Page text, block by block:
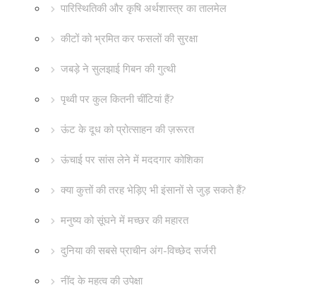
पारिस्थितिकी और कृषि अर्थशास्त्र का तालमेल
कीटों को भ्रमित कर फसलों की सुरक्षा
जबड़े ने सुलझाई गिबन की गुत्थी
पृथ्वी पर कुल कितनी चींटियां हैं?
ऊंट के दूध को प्रोत्साहन की ज़रूरत
ऊंचाई पर सांस लेने में मददगार कोशिका
क्या कुत्तों की तरह भेड़िए भी इंसानों से जुड़ सकते हैं?
मनुष्य को सूंघने में मच्छर की महारत
दुनिया की सबसे प्राचीन अंग-विच्छेद सर्जरी
नींद के महत्व की उपेक्षा